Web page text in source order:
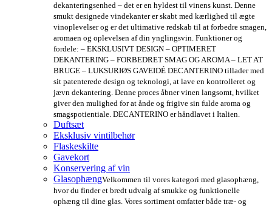
dekanteringsenhed – det er en hyldest til vinens kunst. Denne
smukt designede vindekanter er skabt med kærlighed til ægte
vinoplevelser og er det ultimative redskab til at forbedre smagen,
aromaen og oplevelsen af din ynglingsvin. Funktioner og
fordele: – EKSKLUSIVT DESIGN – OPTIMERET
DEKANTERING – FORBEDRET SMAG OG AROMA – LET AT
BRUGE – LUKSURIØS GAVEIDÉ DECANTERINO tillader med
sit patenterede design og teknologi, at lave en kontrolleret og
jævn dekantering. Denne proces åbner vinen langsomt, hvilket
giver den mulighed for at ånde og frigive sin fulde aroma og
smagspotientiale. DECANTERINO er håndlavet i Italien.
Duftsæt
Eksklusiv vintilbehør
Flaskeskilte
Gavekort
Konservering af vin
GlasophængVelkommen til vores kategori med glasophæng,
hvor du finder et bredt udvalg af smukke og funktionelle
ophæng til dine glas. Vores sortiment omfatter både træ- og